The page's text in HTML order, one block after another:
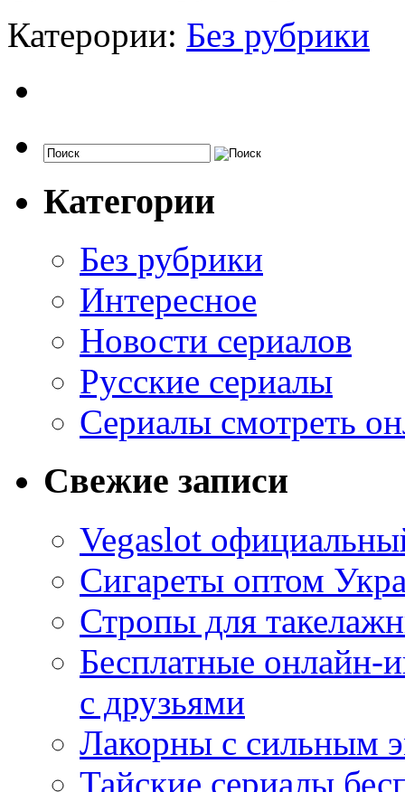
Катерории: Без рубрики
Категории
Без рубрики
Интересное
Новости сериалов
Русские сериалы
Сериалы смотреть
Свежие записи
Vegaslot
Сигареты оптом
Стропы для
Бесплатные
с друзьями
Лакорны с сильным
Тайские сериалы